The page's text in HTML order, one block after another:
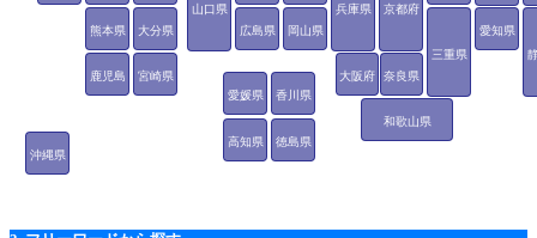
愛知県
三重県
京都府
大阪府
兵庫県
奈良県
和歌山県
岡山県
広島県
山口県
徳島県
香川県
愛媛県
高知県
熊本県 大分県
宮崎県
鹿児島
沖縄県